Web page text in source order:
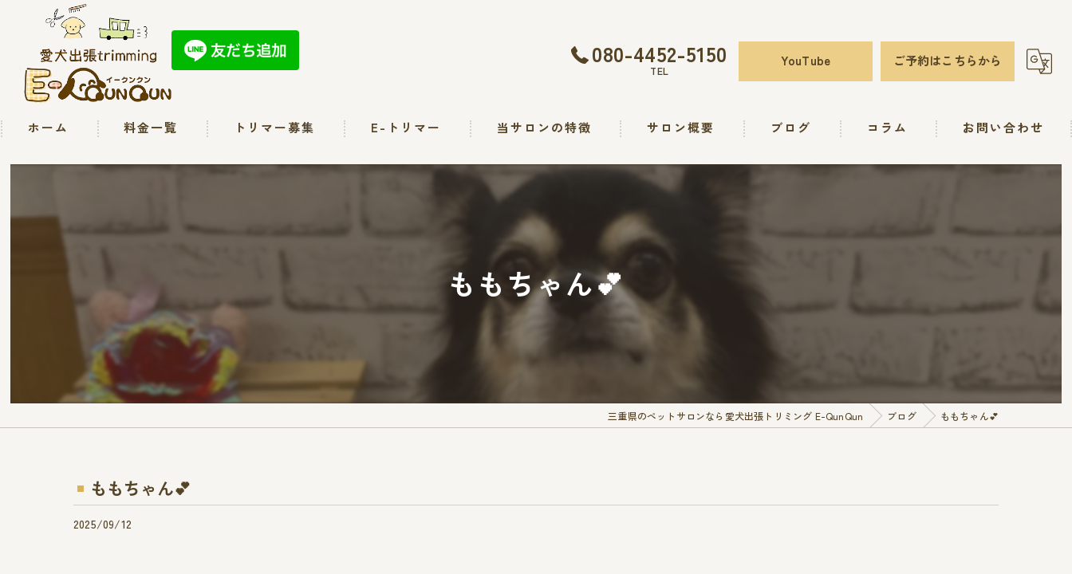
080-4452-5150
TEL
YouTube ご予約はこちらから
ホーム 料金一覧 トリマー募集 E-トリマー 当サロンの特徴
トリミング
カット
シャンプー
出張
サロン概要 ブログ コラム お問い合わせ
ももちゃん︎💕︎︎
三重県のペットサロンなら愛犬出張トリミング E-QunQun ブログ ももちゃん︎💕︎︎
ももちゃん︎💕︎︎
2025/09/12